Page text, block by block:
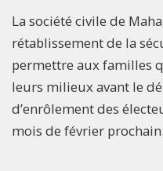
La société civile de
rétablissement de la
permettre aux familles
leurs milieux avant le
d’enrôlement des
mois de février prochain.